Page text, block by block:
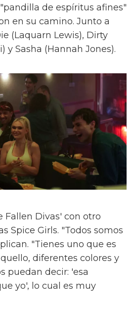
de espíritus afines"
en su camino. Junto a
(Laquarn Lewis), Dirty
y Sasha (Hannah Jones).
Fallen Divas' con otro
Spice Girls. "Todos somos
"Tienes uno que es
diferentes colores y
puedan decir: 'esa
yo', lo cual es muy